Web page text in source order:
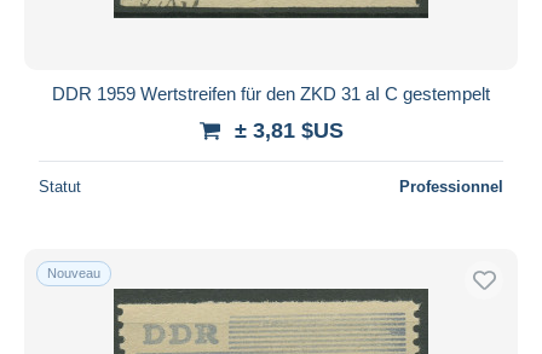
DDR 1959 Wertstreifen für den ZKD 31 aI C gestempelt
± 3,81 $US
Statut Professionnel
Nouveau